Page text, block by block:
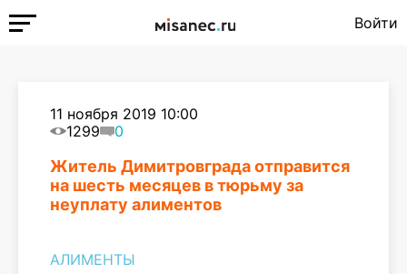
Войти
11 ноября 2019 10:00
1299
0
Житель Димитровграда отправится
на шесть месяцев в тюрьму за
неуплату алиментов
АЛИМЕНТЫ